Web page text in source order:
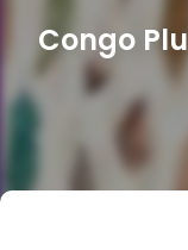
Congo